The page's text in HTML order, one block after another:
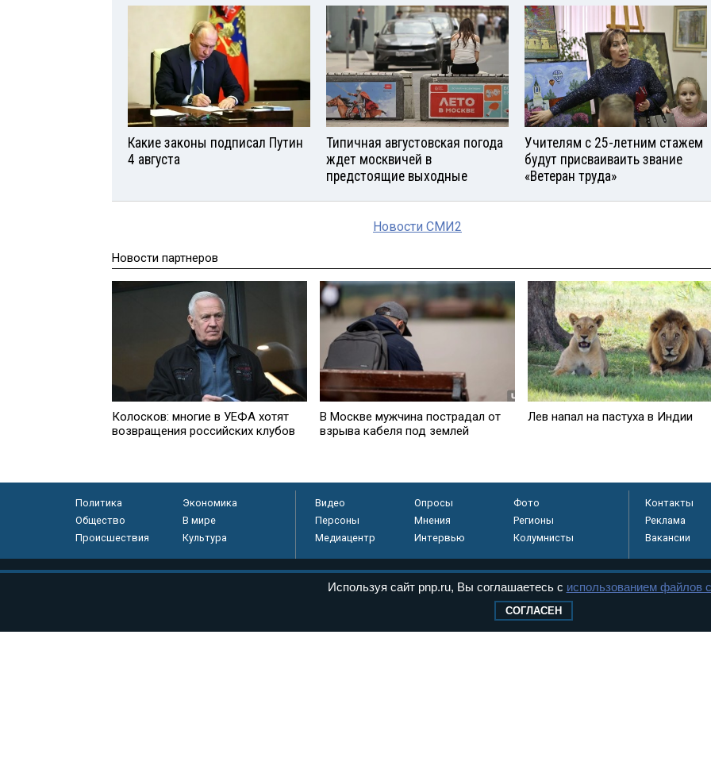
Какие законы подписал Путин
4 августа
Типичная августовская погода
ждет москвичей в
предстоящие выходные
Учителям с 25-летним стажем
будут присваиваить звание
«Ветеран труда»
Новости СМИ2
Новости партнеров
Колосков: многие в УЕФА хотят
возвращения российских клубов
В Москве мужчина пострадал от
взрыва кабеля под землей
Лев напал на пастуха в Индии
Политика
Экономика
Общество
В мире
Происшествия
Культура
Видео Опросы
Фото
Персоны
Мнения
Регионы
Медиацентр
Интервью Колумнисты
Контакты
Реклама
Вакансии
массовых коммуникаций (Роскомнадзор) 05 августа 2011 года. 18+
Используя сайт pnp.ru, Вы соглашаетесь с использованием файлов
СОГЛАСЕН